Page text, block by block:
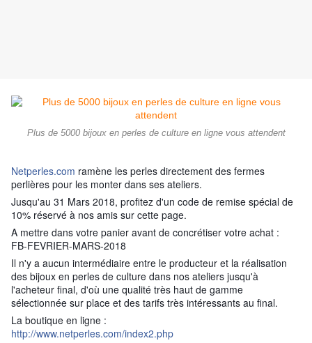
Plus de 5000 bijoux en perles de culture en ligne vous attendent
Netperles.com ramène les perles directement des fermes
perlières pour les monter dans ses ateliers.
Jusqu'au 31 Mars 2018, profitez d'un code de remise spécial de
10% réservé à nos amis sur cette page.
A mettre dans votre panier avant de concrétiser votre achat :
FB-FEVRIER-MARS-2018
Il n'y a aucun intermédiaire entre le producteur et la réalisation
des bijoux en perles de culture dans nos ateliers jusqu'à
l'acheteur final, d'où une qualité très haut de gamme
sélectionnée sur place et des tarifs très intéressants au final.
La boutique en ligne :
http://www.netperles.com/index2.php